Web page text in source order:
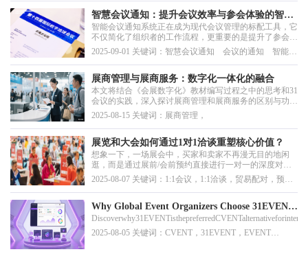
智慧会议通知：提升会议效率与参会体验的智能
解决方案
智能会议通知系统正在成为现代会议管理的标配工具，它
不仅简化了组织者的工作流程，更重要的是提升了参会者
的整体体验。
2025-09-01 关键词：智慧会议通知 会议的通知 智能会
展商管理与展商服务：数字化一体化的融合
本文将结合《会展数字化》教材编写过程之中的思考和31
会议的实践，深入探讨展商管理和展商服务的区别与功
能，并阐述31展览云如何通过数字化技术实现二者的一体
化管理，为会展行业注入新动能。
2025-08-15 关键词：展商管理，
展览和大会如何通过1对1洽谈重塑核心价值？
想象一下，一场展会中，买家和卖家不再漫无目的地闲
逛，而是通过展前/会前预约直接进行一对一的深度对话
（即1:1meeting，1:1洽谈）？这不仅仅是效率的提升，更
是展会核心价值的重塑。
2025-08-07 关键词：1:1会议，1:1洽谈，贸易配对，预约
Why Global Event Organizers Choose 31EVENT
Over CVENT for China Events
2025-08-05 关键词：CVENT，31EVENT，EVENT